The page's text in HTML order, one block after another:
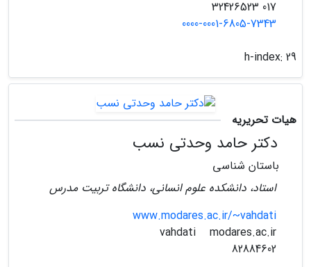
0000-0001-6805-7343
h-index: 29
هیات تحریریه
دکتر حامد وحدتی نسب
باستان شناسی
استاد، دانشکده علوم انسانی، دانشگاه تربیت مدرس
www.modares.ac.ir/~vahdati
modares.ac.ir